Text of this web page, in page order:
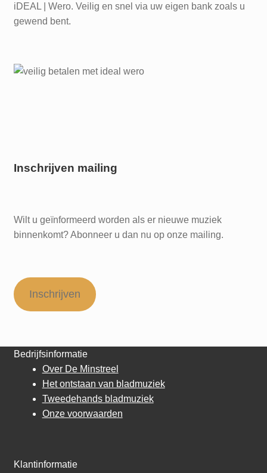
iDEAL | Wero. Veilig en snel via uw eigen bank zoals u
gewend bent.
Inschrijven mailing
Wilt u geïnformeerd worden als er nieuwe muziek
binnenkomt? Abonneer u dan nu op onze mailing.
Inschrijven
Bedrijfsinformatie
Over De Minstreel
Het ontstaan van bladmuziek
Tweedehands bladmuziek
Onze voorwaarden
Klantinformatie